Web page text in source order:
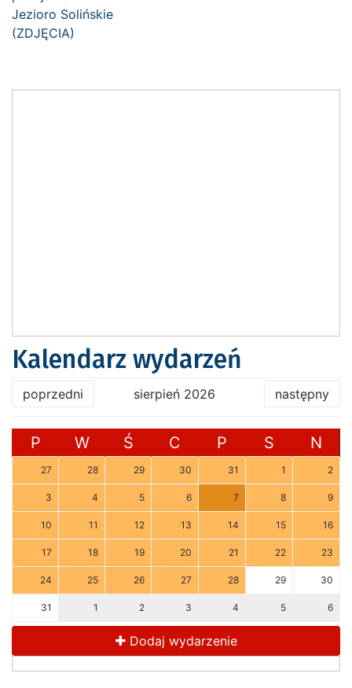
Kalendarz wydarzeń
poprzedni sierpień 2026 następny
P W Ś C P S N
27 28 29 30 31 1 2
3 4 5 6 7 8 9
10 11 12 13 14 15 16
17 18 19 20 21 22 23
24 25 26 27 28 29 30
31 1 2 3 4 5 6
Dodaj wydarzenie